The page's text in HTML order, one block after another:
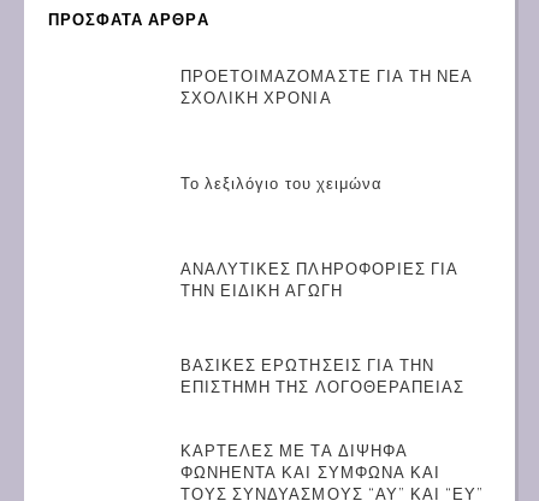
ΠΡΟΣΦΑΤΑ ΑΡΘΡΑ
ΠΡΟΕΤΟΙΜΑΖΟΜΑΣΤΕ ΓΙΑ ΤΗ ΝΕΑ
ΣΧΟΛΙΚΗ ΧΡΟΝΙΑ
Το λεξιλόγιο του χειμώνα
ΑΝΑΛΥΤΙΚΕΣ ΠΛΗΡΟΦΟΡΙΕΣ ΓΙΑ
ΤΗΝ ΕΙΔΙΚΗ ΑΓΩΓΗ
ΒΑΣΙΚΕΣ ΕΡΩΤΗΣΕΙΣ ΓΙΑ ΤΗΝ
ΕΠΙΣΤΗΜΗ ΤΗΣ ΛΟΓΟΘΕΡΑΠΕΙΑΣ
ΚΑΡΤΕΛΕΣ ΜΕ ΤΑ ΔΙΨΗΦΑ
ΦΩΝΗΕΝΤΑ ΚΑΙ ΣΥΜΦΩΝΑ ΚΑΙ
ΤΟΥΣ ΣΥΝΔΥΑΣΜΟΥΣ “ΑΥ” ΚΑΙ “ΕΥ”